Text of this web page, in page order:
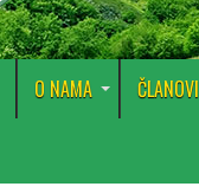
O NAMA ČLANOVI